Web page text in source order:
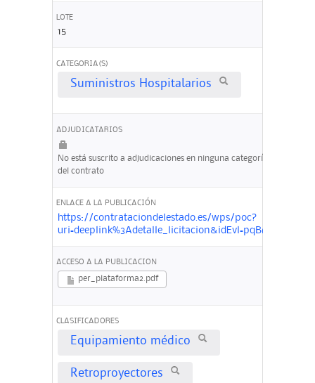
LOTE
15
CATEGORIA(S)
Suministros Hospitalarios
ADJUDICATARIOS
No está suscrito a adjudicaciones en ninguna categoría
del contrato
ENLACE A LA PUBLICACIÓN
https://contrataciondelestado.es/wps/poc?
ACCESO A LA PUBLICACION
per_plataforma2.pdf
CLASIFICADORES
Equipamiento médico
Retroproyectores